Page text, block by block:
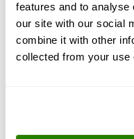
features and to
our site with our social
combine it with other
collected from your
wyjątkowo odporne na
w mniej trwałe dysze do
ma to miejsce w przypadku
urządzenia SAPI do obróbki